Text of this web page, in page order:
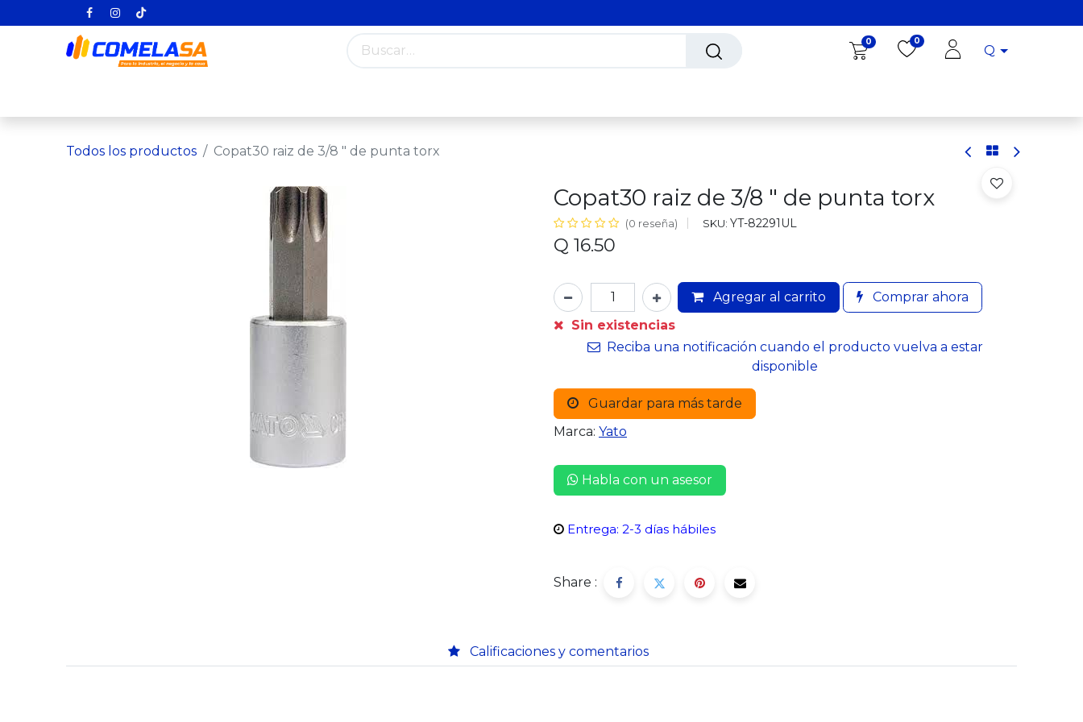
0 0
Q
Todos los productos Copat30 raiz de 3/8 " de punta torx
Copat30 raiz de 3/8 " de punta torx
(0 reseña) SKU: YT-82291UL
Q 16.50
Agregar al carrito
Comprar ahora
Sin existencias
Reciba una notificación cuando el producto vuelva a estar
disponible
Guardar para más tarde
Marca: Yato
Habla con un asesor
Entrega: 2-3 días hábiles
Share :
Calificaciones y comentarios